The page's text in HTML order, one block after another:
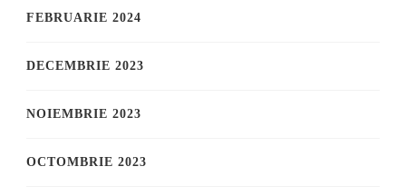
FEBRUARIE 2024
DECEMBRIE 2023
NOIEMBRIE 2023
OCTOMBRIE 2023